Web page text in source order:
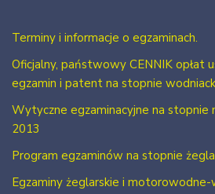
Terminy i informacje o egzaminach.
Oficjalny, państwowy CENNIK opłat
egzamin i patent na stopnie
Wytyczne egzaminacyjne na
2013
Program egzaminów na stopnie
Egzaminy żeglarskie i motorowodne-